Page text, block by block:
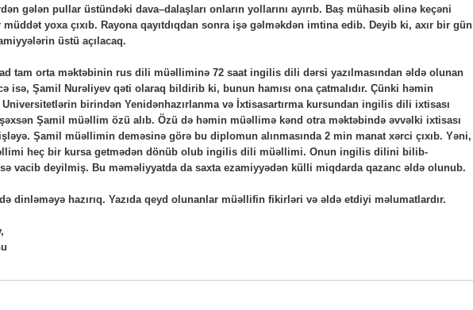
gələn pullar üstündəki dava–dalaşları onların yollarını ayırıb. Baş mühasib əlinə keçəni
yoxa çıxıb. Rayona qayıtdıqdan sonra işə gəlməkdən imtina edib. Deyib ki, axır bir gün
üstü açılacaq.
tam orta məktəbinin rus dili müəlliminə 72 saat ingilis dili dərsi yazılmasından əldə olunan
isə, Şamil Nurəliyev qəti olaraq bildirib ki, bunun hamısı ona çatmalıdır. Çünki həmin
birindən Yenidənhazırlanma və İxtisasartırma kursundan ingilis dili ixtisası
Şamil müəllim özü alıb. Özü də həmin müəllimə kənd otra məktəbində əvvəlki ixtisası
Şamil müəllimin deməsinə görə bu diplomun alınmasında 2 min manat xərci çıxıb. Yəni,
heç bir kursa getmədən dönüb olub ingilis dili müəllimi. Onun ingilis dilini bilib-
vacib deyilmiş. Bu məməliyyatda da saxta ezamiyyədən külli miqdarda qazanc əldə olunub.
dinləməyə hazırıq. Yazıda qeyd olunanlar müəllifin fikirləri və əldə etdiyi məlumatlardır.